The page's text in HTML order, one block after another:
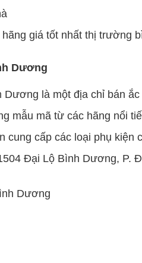
giá tốt nhất thị trường
Dương
Dương là một địa chỉ bán
mẫu mã từ các hãng nổi
cung cấp các loại phụ
Đại Lộ Bình Dương, P.